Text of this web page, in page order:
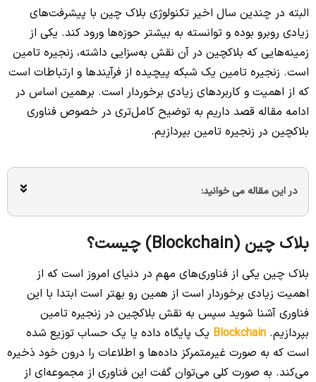
البته در چندین سال اخیر تکنولوژی بلاک چین با پیشرفت‌های
زیادی روبرو بوده و توانسته به بیشتر حوزه‌ها ورود کند. یکی از
زمینه‌هایی که بلاکچین در آن نقش به‌سزایی داشته، زنجیره تامین
است. زنجیره تامین یک شبکه پیچیده از فرآیندها و ارتباطات است
که از اهمیت و کاربردهای زیادی برخوردار است. برهمین اساس در
ادامه مقاله قصد داریم به توضیح کامل‌تری در خصوص فناوری
بلاکچین در زنجیره تامین بپردازیم.
در این مقاله می خوانید:
بلاک چین (Blockchain) چیست؟
بلاک چین یکی از فناوری‌های مهم در دنیای امروز است که از
اهمیت زیادی برخوردار است از همین رو بهتر است ابتدا با این
فناوری آشنا شوید سپس به نقش بلاکچین در زنجیره تامین
بپردازیم. Blockchain یک پایگاه داده یا یک حساب توزیع شده
است که به صورت غیرمتمرکز داده‌ها و اطلاعات را درون خود ذخیره
می‌کند. به صورت کلی می‌توان گفت این فناوری از مجموعه‌ای از